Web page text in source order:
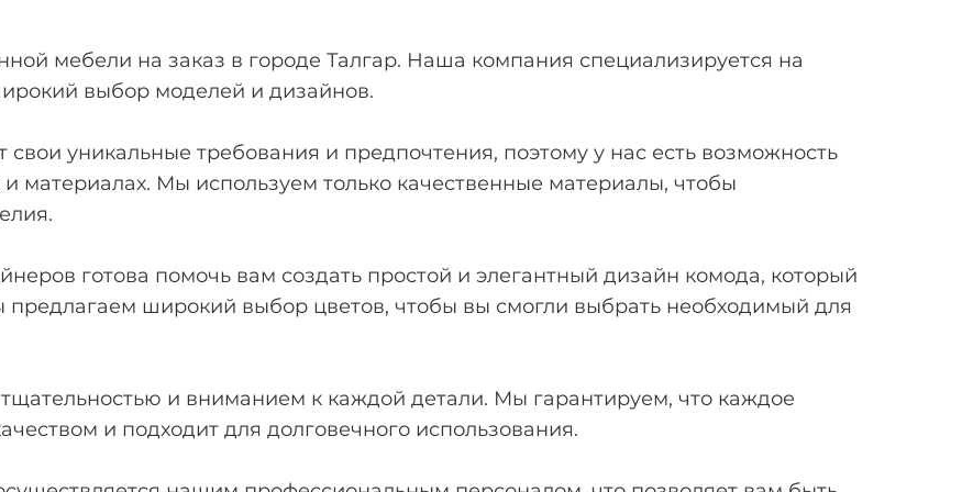
мебели на заказ в городе Талгар. Наша компания специализируется на
выбор моделей и дизайнов.
уникальные требования и предпочтения, поэтому у нас есть возможность
материалах. Мы используем только качественные материалы, чтобы
готова помочь вам создать простой и элегантный дизайн комода, который
широкий выбор цветов, чтобы вы смогли выбрать необходимый для
и вниманием к каждой детали. Мы гарантируем, что каждое
и подходит для долговечного использования.